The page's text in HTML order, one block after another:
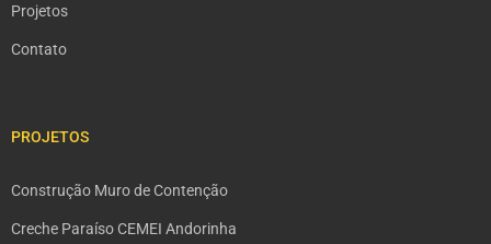
Projetos
Contato
PROJETOS
Construção Muro de Contenção
Creche Paraíso CEMEI Andorinha